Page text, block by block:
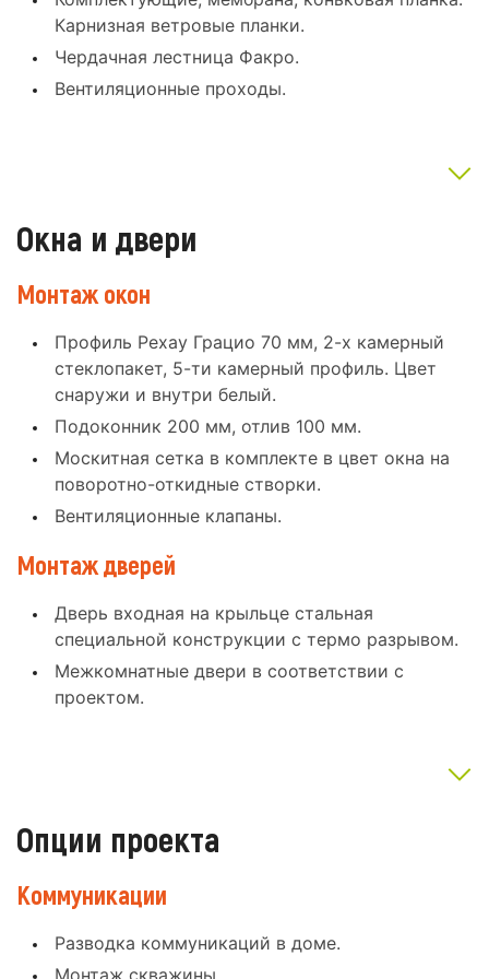
Карнизная ветровые планки.
Чердачная лестница Факро.
Вентиляционные проходы.
Окна и двери
Монтаж окон
Профиль Рехау Грацио 70 мм, 2-х камерный
стеклопакет, 5-ти камерный профиль. Цвет
снаружи и внутри белый.
Подоконник 200 мм, отлив 100 мм.
Москитная сетка в комплекте в цвет окна на
поворотно-откидные створки.
Вентиляционные клапаны.
Монтаж дверей
Дверь входная на крыльце стальная
специальной конструкции с термо разрывом.
Межкомнатные двери в соответствии с
проектом.
Опции проекта
Коммуникации
Разводка коммуникаций в доме.